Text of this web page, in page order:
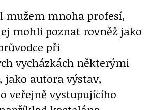
mužem mnoha profesí,
mohli poznat rovněž jako
při
vycházkách některými
jako autora výstav,
veřejně vystupujícího